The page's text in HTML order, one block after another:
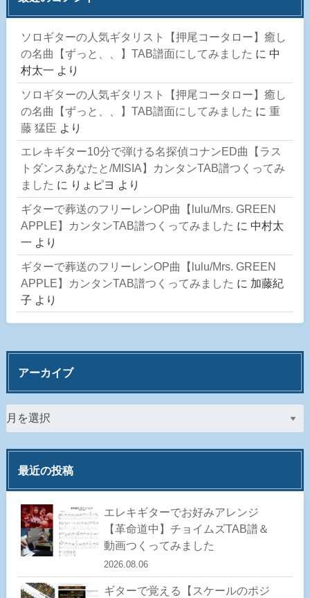
ソロギターの人気ギタリスト【押尾コータロー】癒し
の名曲【ずっと、、】TAB譜面にしてみました に 中
村太一 より
ソロギターの人気ギタリスト【押尾コータロー】癒し
の名曲【ずっと、、】TAB譜面にしてみました に 重
藤 猛臣 より
エレキギター10分で弾ける名探偵コナンED曲【ラス
トダンスあなたと/MISIA】カンタンTAB譜つくってみ
ました に りょピヨ より
ギターで葬送のフリーレンOP曲【lulu/Mrs. GREEN
APPLE】カンタンTAB譜つくってみました に 中村太
一 より
ギターで葬送のフリーレンOP曲【lulu/Mrs. GREEN
APPLE】カンタンTAB譜つくってみました に 加藤紀
子 より
アーカイブ
最近の投稿
エレキギターでお好みアレンジ
【革命道中】チョイムズTAB譜＆
動画つくってみました
2026.08.06
ギターで覚える【スケールのポジ